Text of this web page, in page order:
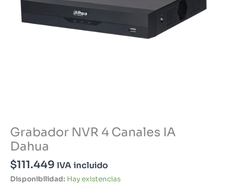
Grabador NVR 4 Canales IA
Dahua
$111.449 IVA incluido
Disponibilidad: Hay existencias